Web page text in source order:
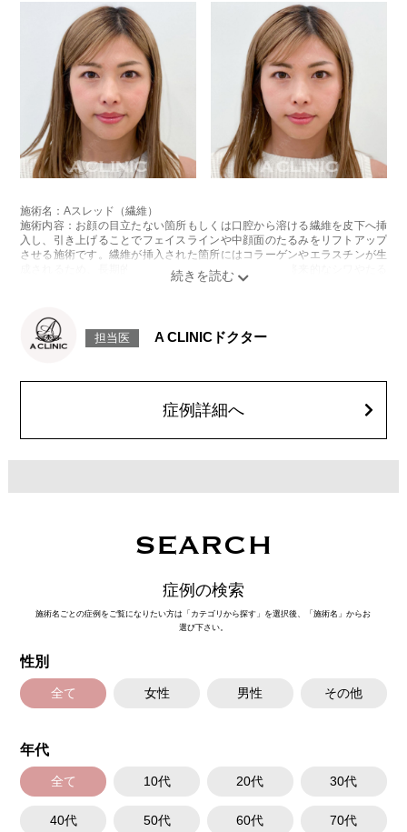
施術名：Aスレッド（繊維）
施術内容：お顔の目立たない箇所もしくは口腔から溶ける繊維を皮下へ挿
入し、引き上げることでフェイスラインや中顔面のたるみをリフトアップ
させる施術です。繊維が挿入された箇所にはコラーゲンやエラスチンが生
成されるため、長期的な美肌効果、肌質の改善効果、将来的なシワやたる
みの予防効果が期待できます。
とがございます。また、稀ではありますが、施術部位の細菌感染症、皮膚
のよれ、繊維の突出などが生じることがございます。化膿止め・痛み止め
費用：1部位 184,800円(税込)
オプション：笑気麻酔 3,300円(税込)
担当医 A CLINICドクター
症例詳細へ
SEARCH
症例の検索
施術名ごとの症例をご覧になりたい方は「カテゴリから探す」を選択後、「施術名」からお
選び下さい。
性別
全て 女性 男性 その他
年代
全て 10代 20代 30代
40代 50代 60代 70代